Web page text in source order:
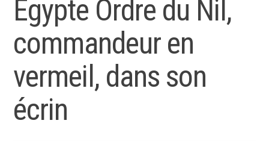
Egypte Ordre du Nil,
commandeur en
vermeil, dans son
écrin